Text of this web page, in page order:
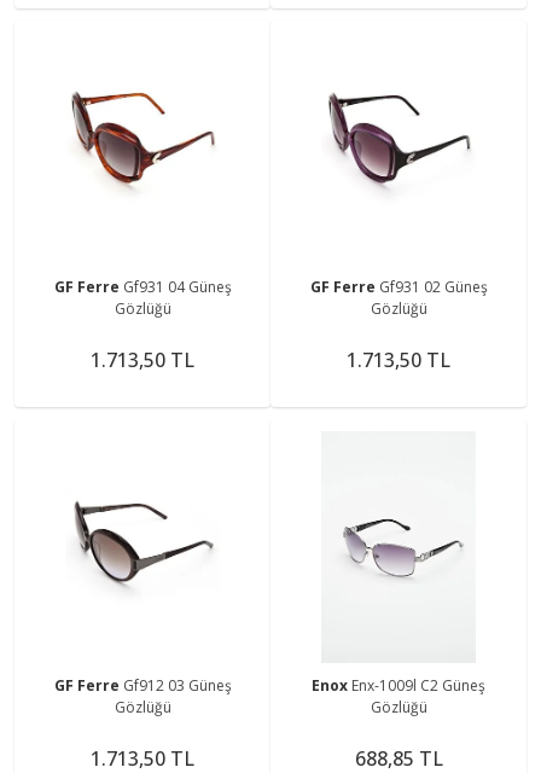
GF Ferre Gf931 04 Güneş
Gözlüğü
1.713,50 TL
GF Ferre Gf931 02 Güneş
Gözlüğü
1.713,50 TL
GF Ferre Gf912 03 Güneş
Gözlüğü
1.713,50 TL
Enox Enx-1009l C2 Güneş
Gözlüğü
688,85 TL